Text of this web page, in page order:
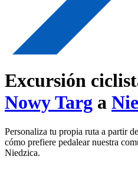
Excursión
Nowy Targ a
Personaliza tu propia ruta a partir
cómo prefiere pedalear nuestra
Niedzica.